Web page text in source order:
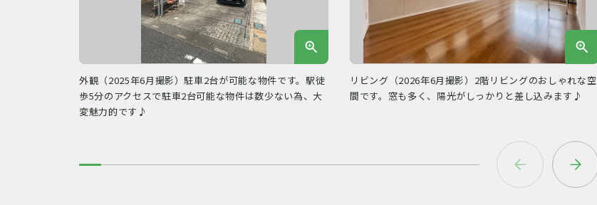
外観（2025年6月撮影）駐車2台が可能な物件です。駅徒
歩5分のアクセスで駐車2台可能な物件は数少ない為、大
変魅力的です♪
リビング（2026年6月撮影）2階リビングのおしゃれな空
間です。窓も多く、陽光がしっかりと差し込みます♪